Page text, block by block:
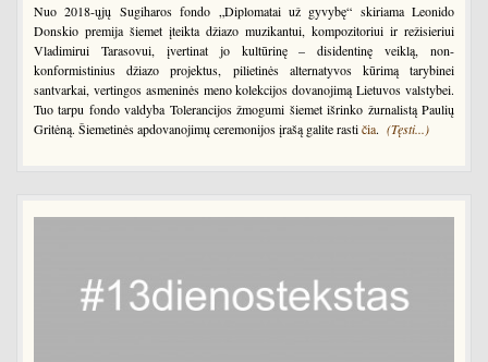
Nuo 2018-ųjų Sugiharos fondo „Diplomatai už gyvybę“ skiriama Leonido
Donskio premija šiemet įteikta džiazo muzikantui, kompozitoriui ir režisieriui
Vladimirui Tarasovui, įvertinat jo kultūrinę – disidentinę veiklą, non-
konformistinius džiazo projektus, pilietinės alternatyvos kūrimą tarybinei
santvarkai, vertingos asmeninės meno kolekcijos dovanojimą Lietuvos valstybei.
Tuo tarpu fondo valdyba Tolerancijos žmogumi šiemet išrinko žurnalistą Paulių
Gritėną. Šiemetinės apdovanojimų ceremonijos įrašą galite rastičia. (Tęsti...)